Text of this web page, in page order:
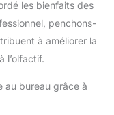
les bienfaits des
penchons-
à améliorer la
l’olfactif.
au bureau grâce à